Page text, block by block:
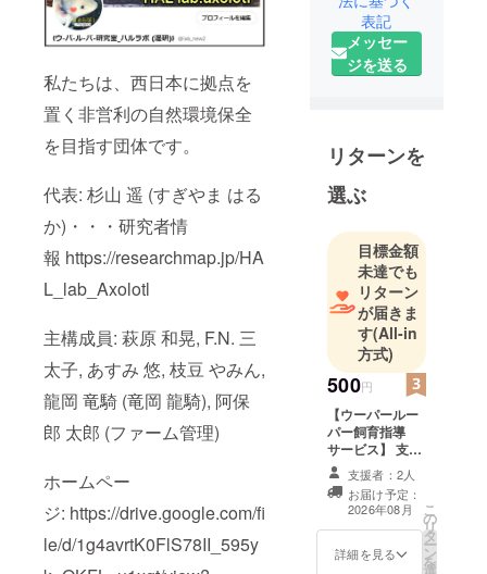
私たちは、西日本に拠点を
置く非営利の自然環境保全
を目指す団体です。
代表: 杉山 遥 (すぎやま はる
か)・・・研究者情
報 https://researchmap.jp/HA
L_lab_Axolotl
主構成員: 萩原 和晃, F.N. 三
太子, あすみ 悠, 枝豆 やみん,
龍岡 竜騎 (竜岡 龍騎), 阿保
郎 太郎 (ファーム管理)
ホームペー
ジ: https://drive.google.com/fi
le/d/1g4avrtK0FlS78II_595y
表記
メッセー
ジを送る
リターンを
選ぶ
目標金額
未達でも
リターン
が届きま
す(All-in
方式)
500円
【ウーパールー
パー飼育指導
サービス】 支援
者様へ通常より
詳細なウーパー
ルーパーの飼育
相談・飼育案内
を実施します。
・実施期間：
支援者：2人
お届け予定：
2026年08月
詳細を見る
こ
の
リ
タ
ー
ン
を